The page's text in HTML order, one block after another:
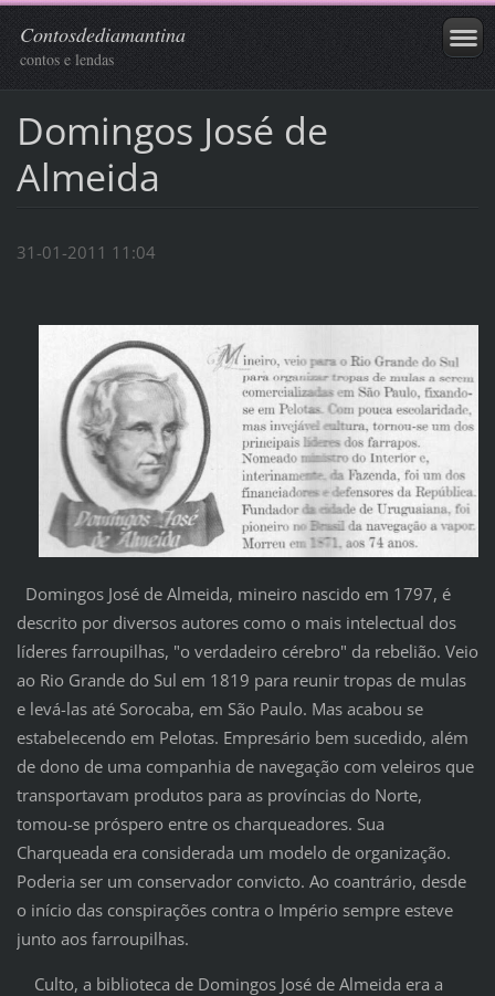
Contosdediamantina
contos e lendas
Domingos José de
Almeida
31-01-2011 11:04
Domingos José de Almeida, mineiro nascido em 1797, é
descrito por diversos autores como o mais intelectual dos
líderes farroupilhas, "o verdadeiro cérebro" da rebelião. Veio
ao Rio Grande do Sul em 1819 para reunir tropas de mulas
e levá-las até Sorocaba, em São Paulo. Mas acabou se
estabelecendo em Pelotas. Empresário bem sucedido, além
de dono de uma companhia de navegação com veleiros que
transportavam produtos para as províncias do Norte,
tomou-se próspero entre os charqueadores. Sua
Charqueada era considerada um modelo de organização.
Poderia ser um conservador convicto. Ao coantrário, desde
o início das conspirações contra o Império sempre esteve
junto aos farroupilhas.
Culto, a biblioteca de Domingos José de Almeida era a